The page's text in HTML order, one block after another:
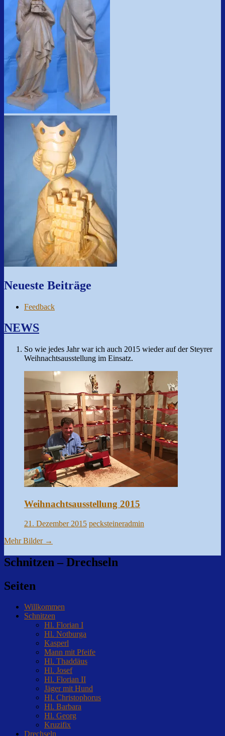
Neueste Beiträge
Feedback
NEWS
So wie jedes Jahr war ich auch 2015 wieder auf der Steyrer
Weihnachtsausstellung im Einsatz.
Weihnachtsausstellung 2015
21. Dezember 2015 pecksteineradmin
Mehr Bilder →
Schnitzen – Drechseln
Seiten
Willkommen
Schnitzen
Hl. Florian I
Hl. Notburga
Kasperl
Mann mit Pfeife
Hl. Thaddäus
Hl. Josef
Hl. Florian II
Jäger mit Hund
Hl. Christophorus
Hl. Barbara
Hl. Georg
Kruzifix
Drechseln